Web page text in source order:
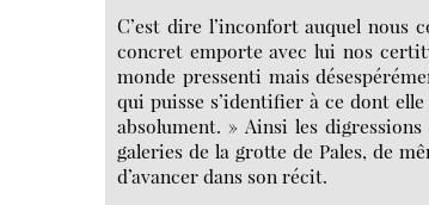
C’est dire l’inconfort auquel nous
concret emporte avec lui nos
monde pressenti mais
qui puisse s’identifier à ce dont
absolument. » Ainsi les
galeries de la grotte de Pales, de
d’avancer dans son récit.